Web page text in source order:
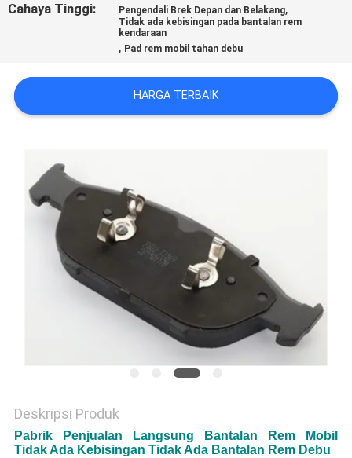
PRIVACY
Cahaya Tinggi: Pengendali Brek Depan dan Belakang,
Tidak ada kebisingan pada bantalan rem
kendaraan
, Pad rem mobil tahan debu
HARGA TERBAIK
Deskripsi Produk
Pabrik Penjualan Langsung Bantalan Rem Mobil
Tidak Ada Kebisingan Tidak Ada Bantalan Rem Debu